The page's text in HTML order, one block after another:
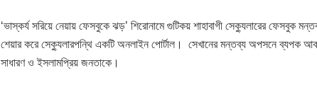
‘ভাস্কর্য সরিয়ে নেয়ায় ফেসবুকে ঝড়’ শিরোনামে গুটিকয় শাহাবাগী সেক্যুলারের ফেসবুক
শেয়ার করে সেক্যুলারপন্থি একটি অনলাইন পোর্টাল। সেখানের মন্তব্য অপসনে ব্যপক
সাধারণ ও ইসলামপ্রিয় জনতাকে।